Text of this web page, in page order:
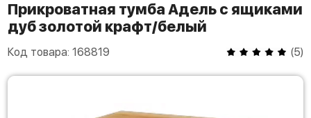
Прикроватная тумба Адель с ящиками
дуб золотой крафт/белый
Код товара: 168819 (5)